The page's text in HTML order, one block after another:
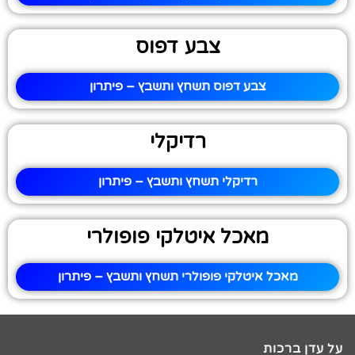
צבע דפוס
צבע דפוס תשחץ ותשבץ – פיתרון
רדיקלי
רדיקלי תשחץ ותשבץ – פיתרון
מאכל איטלקי פופולרי
מאכל איטלקי פופולרי תשחץ ותשבץ – פיתרון
על עדן ברכות